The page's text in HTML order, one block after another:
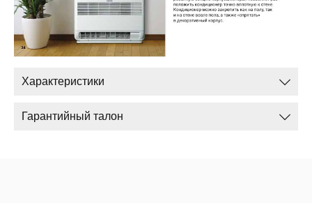
Характеристики
Гарантийный талон